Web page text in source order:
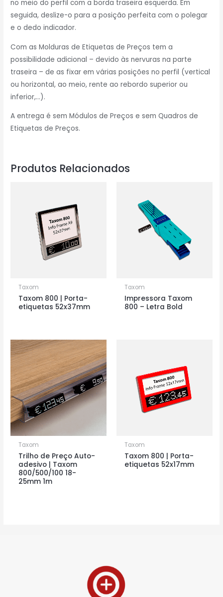
no meio do perfil com a borda traseira esquerda. Em
seguida, deslize-o para a posição perfeita com o polegar
e o dedo indicador.
Com as Molduras de Etiquetas de Preços tem a
possibilidade adicional – devido às nervuras na parte
traseira – de as fixar em várias posições no perfil (vertical
ou horizontal, ao meio, rente ao rebordo superior ou
inferior,…).
A entrega é sem Módulos de Preços e sem Quadros de
Etiquetas de Preços.
Produtos Relacionados
Taxom
Taxom 800 | Porta-
etiquetas 52x37mm
Taxom
Impressora Taxom
800 – Letra Bold
Taxom
Trilho de Preço Auto-
adesivo | Taxom
800/500/100 18-
25mm 1m
Taxom
Taxom 800 | Porta-
etiquetas 52x17mm